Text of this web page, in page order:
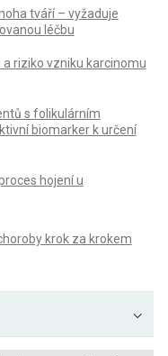
tváří – vyžaduje
léčbu
riziko vzniku karcinomu
s folikulárním
biomarker k určení
hojení u
krok za krokem